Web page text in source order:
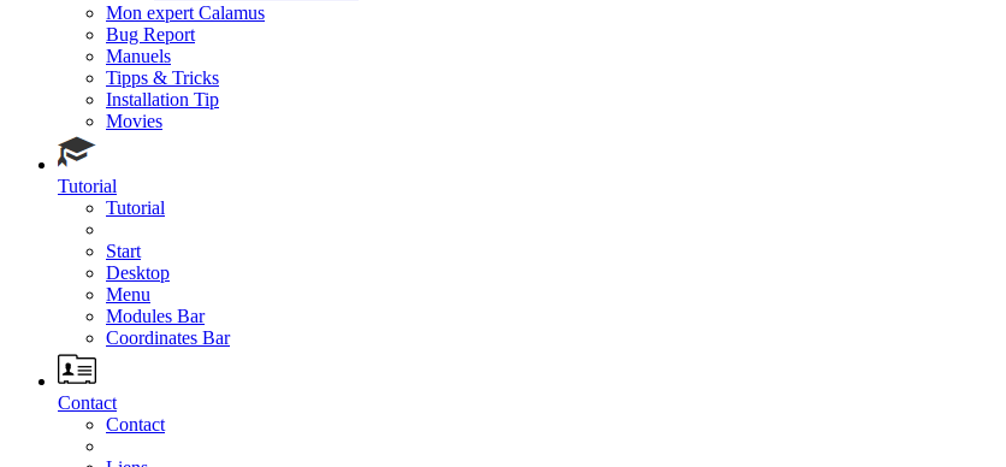
Mon expert Calamus
Bug Report
Manuels
Tipps & Tricks
Installation Tip
Movies
Tutorial
Tutorial
Start
Desktop
Menu
Modules Bar
Coordinates Bar
Contact
Contact